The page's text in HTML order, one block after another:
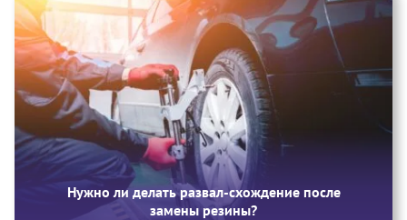
Нужно ли делать развал-схождение после
замены резины?